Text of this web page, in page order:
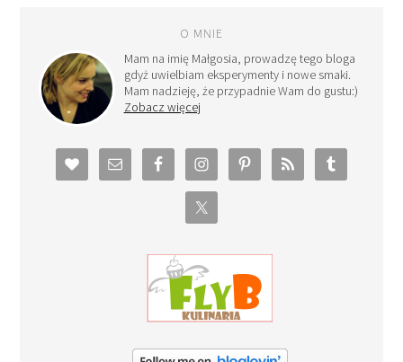
O MNIE
Mam na imię Małgosia, prowadzę tego bloga
gdyż uwielbiam eksperymenty i nowe smaki.
Mam nadzieję, że przypadnie Wam do gustu:)
Zobacz więcej